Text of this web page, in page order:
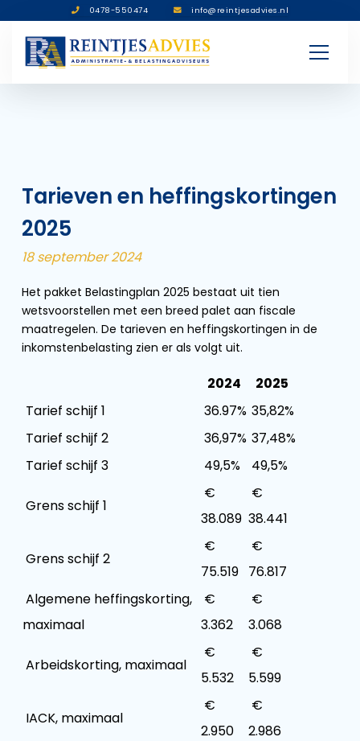
0478-550474 info@reintjesadvies.nl
Tarieven en heffingskortingen
2025
18 september 2024
Het pakket Belastingplan 2025 bestaat uit tien
wetsvoorstellen met een breed palet aan fiscale
maatregelen. De tarieven en heffingskortingen in de
inkomstenbelasting zien er als volgt uit.
2024
2025
Tarief schijf 1
36.97% 35,82%
Tarief schijf 2
36,97% 37,48%
Tarief schijf 3
49,5% 49,5%
Grens schijf 1
€
38.089
€
38.441
Grens schijf 2
€
75.519
€
76.817
Algemene heffingskorting,
maximaal
€
3.362
€
3.068
Arbeidskorting, maximaal
€
5.532
€
5.599
IACK, maximaal
€
2.950
€
2.986